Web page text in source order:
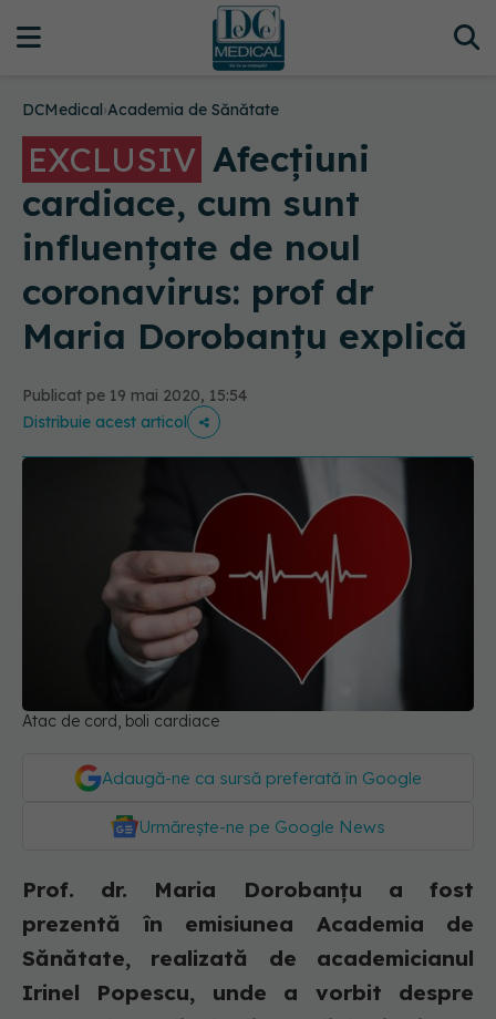
DCMedical›Academia de Sănătate
EXCLUSIV Afecțiuni
cardiace, cum sunt
influențate de noul
coronavirus: prof dr
Maria Dorobanțu explică
Publicat pe 19 mai 2020, 15:54
Distribuie acest articol
Atac de cord, boli cardiace
Adaugă-ne ca sursă preferată în Google
Urmărește-ne pe Google News
Prof. dr. Maria Dorobanțu a fost
prezentă în emisiunea Academia de
Sănătate, realizată de academicianul
Irinel Popescu, unde a vorbit despre